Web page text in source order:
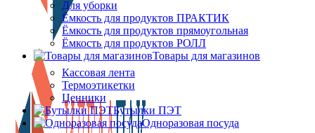
Для уборки
Ёмкость для продуктов ПРАКТИК
Ёмкость для продуктов прямоугольная
Ёмкость для продуктов РОЛЛ
Товары для магазинов
Кассовая лента
Термоэтикетки
Ценники
Бутылки ПЭТ
Одноразовая посуда